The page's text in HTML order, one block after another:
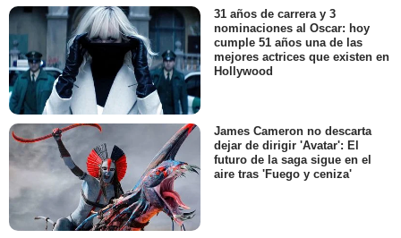
31 años de carrera y 3
nominaciones al Oscar: hoy
cumple 51 años una de las
mejores actrices que existen en
Hollywood
James Cameron no descarta
dejar de dirigir 'Avatar': El
futuro de la saga sigue en el
aire tras 'Fuego y ceniza'